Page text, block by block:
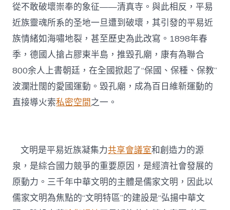
從不敢破壞崇奉的象征——清真寺。與此相反，平易
近族靈魂所系的圣地一旦遭到破壞，其引發的平易近
族情緒如海嘯地裂，甚至歷史為此改寫。1898年春
季，德國人搶占膠東半島，推毀孔廟，康有為聯合
800余人上書朝廷，在全國掀起了“保國、保種、保教”
波瀾壯闊的愛國運動。毀孔廟，成為百日維新運動的
直接導火索私密空間之一。
文明是平易近族凝集力共享會議室和創造力的源
泉，是綜合國力競爭的重要原因，是經濟社會發展的
原動力。三千年中華文明的主體是儒家文明，因此以
儒家文明為焦點的“文明特區”的建設是“弘揚中華文